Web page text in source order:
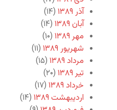
آذر ۱۳۸۹
(۱۴)
آبان ۱۳۸۹
(۱۴)
مهر ۱۳۸۹
(۱۰)
شهریور ۱۳۸۹
(۱۱)
مرداد ۱۳۸۹
(۱۵)
تیر ۱۳۸۹
(۲۰)
خرداد ۱۳۸۹
(۱۷)
اردیبهشت ۱۳۸۹
(۱۴)